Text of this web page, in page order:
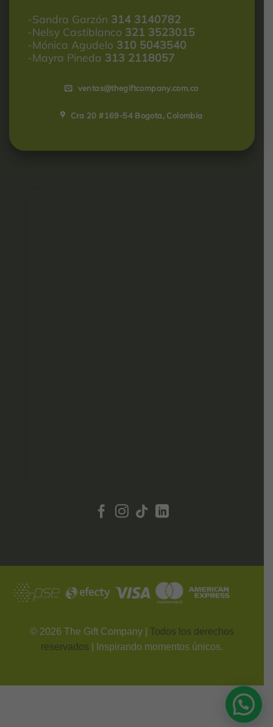
-Sandra Garzón 314 3140782
-Nelsy Castiblanco 321 3523015
-Mónica Agudelo 310 5043540
-Mayra Pineda 313 2118057
ventas@thegiftcompany.com.co
Cra 20 #169-54 Bogota, Colombia
© 2026 The Gift Company | Todos los derechos
reservados
| Inspirando momentos únicos.